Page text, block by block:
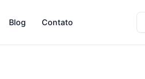
Blog Contato